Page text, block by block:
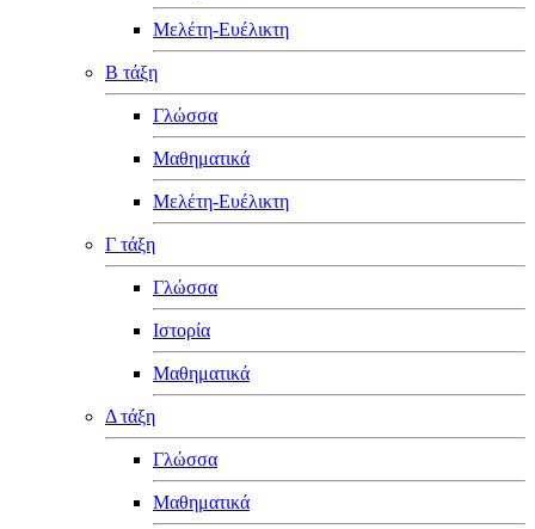
Μελέτη-Ευέλικτη
Β τάξη
Γλώσσα
Μαθηματικά
Μελέτη-Ευέλικτη
Γ τάξη
Γλώσσα
Ιστορία
Μαθηματικά
Δ τάξη
Γλώσσα
Μαθηματικά